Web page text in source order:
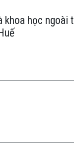
khoa học ngoài